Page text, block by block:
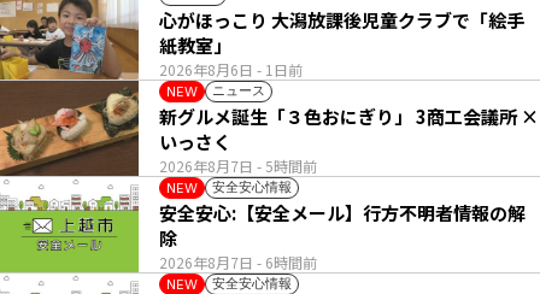
2026年8月6日 - 1日前
心がほっこり 大潟放課後児童クラブで「絵手
紙教室」
NEW ニュース
2026年8月7日 - 5時間前
新グルメ誕生「３色おにぎり」 3商工会議所 ×
いっさく
NEW 安全安心情報
2026年8月7日 - 6時間前
安全安心:【安全メール】行方不明者情報の解
除
NEW 安全安心情報